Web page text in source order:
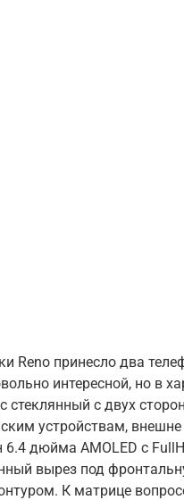
Reno принесло два
интересной, но в
с двух
устройствам,
6.4 дюйма AMOLED c
вырез под
К матрице